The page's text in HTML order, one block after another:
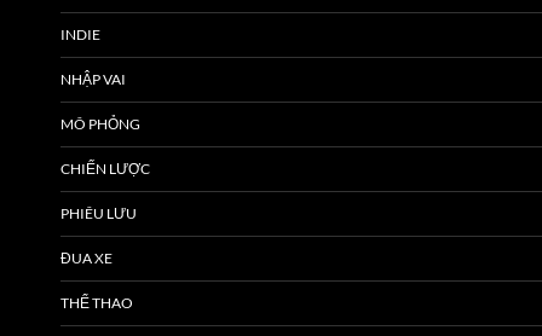
INDIE
NHẬP VAI
MÔ PHỎNG
CHIẾN LƯỢC
PHIÊU LƯU
ĐUA XE
THỂ THAO